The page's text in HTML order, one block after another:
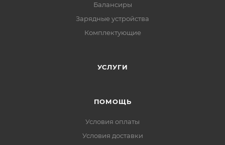
Балансиры
Зарядные устройства
Комплектующие
УСЛУГИ
ПОМОЩЬ
Условия оплаты
Условия доставки